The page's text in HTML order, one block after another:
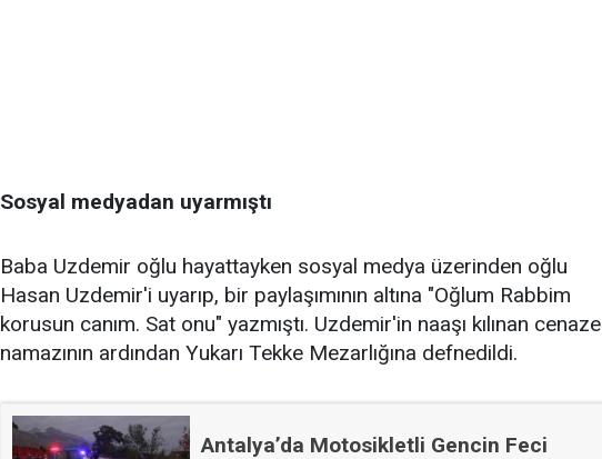
Sosyal medyadan uyarmıştı
Baba Uzdemir oğlu hayattayken sosyal medya üzerinden oğlu
Hasan Uzdemir'i uyarıp, bir paylaşımının altına "Oğlum Rabbim
korusun canım. Sat onu" yazmıştı. Uzdemir'in naaşı kılınan cenaze
namazının ardından Yukarı Tekke Mezarlığına defnedildi.
Antalya’da Motosikletli Gencin Feci